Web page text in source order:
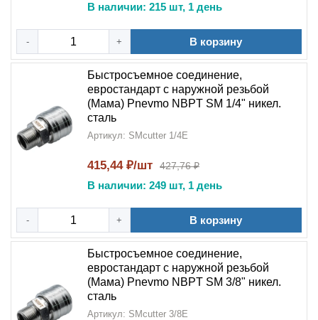
В наличии: 215 шт, 1 день
- + В корзину
Быстросъемное соединение,
евростандарт с наружной резьбой
(Мама) Pnevmo NBPT SM 1/4" никел.
сталь
Артикул: SMcutter 1/4E
415,44 ₽/шт 427,76 ₽
В наличии: 249 шт, 1 день
- + В корзину
Быстросъемное соединение,
евростандарт с наружной резьбой
(Мама) Pnevmo NBPT SM 3/8" никел.
сталь
Артикул: SMcutter 3/8E